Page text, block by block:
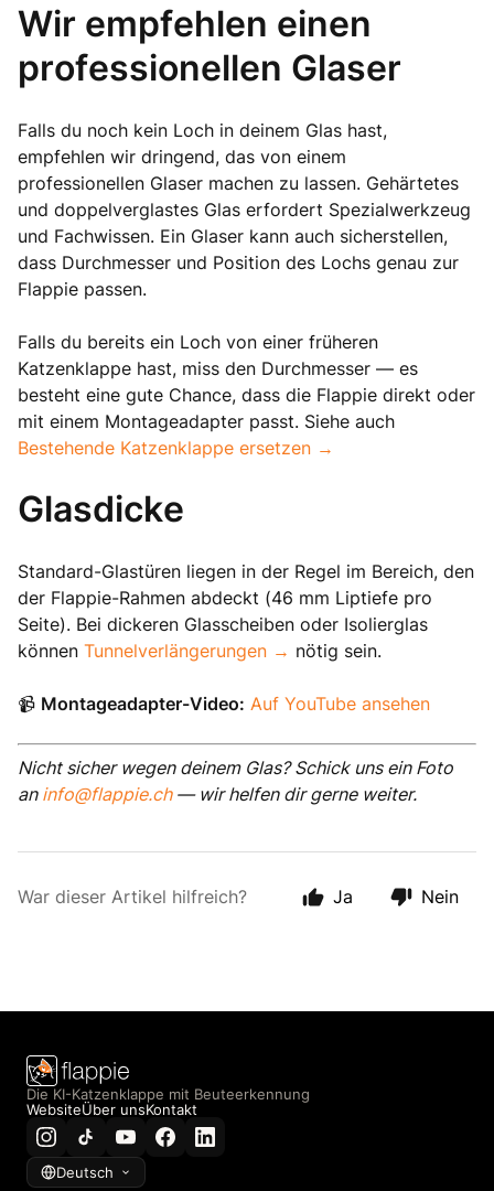
Wir empfehlen einen
professionellen Glaser
Falls du noch kein Loch in deinem Glas hast,
empfehlen wir dringend, das von einem
professionellen Glaser machen zu lassen. Gehärtetes
und doppelverglastes Glas erfordert Spezialwerkzeug
und Fachwissen. Ein Glaser kann auch sicherstellen,
dass Durchmesser und Position des Lochs genau zur
Flappie passen.
Falls du bereits ein Loch von einer früheren
Katzenklappe hast, miss den Durchmesser — es
besteht eine gute Chance, dass die Flappie direkt oder
mit einem Montageadapter passt. Siehe auch
Bestehende Katzenklappe ersetzen →
Glasdicke
Standard-Glastüren liegen in der Regel im Bereich, den
der Flappie-Rahmen abdeckt (46 mm Liptiefe pro
Seite). Bei dickeren Glasscheiben oder Isolierglas
können Tunnelverlängerungen → nötig sein.
📹 Montageadapter-Video: Auf YouTube ansehen
Nicht sicher wegen deinem Glas? Schick uns ein Foto
an info@flappie.ch— wir helfen dir gerne weiter.
War dieser Artikel hilfreich? Ja Nein
Die KI-Katzenklappe mit Beuteerkennung
WebsiteÜber unsKontakt